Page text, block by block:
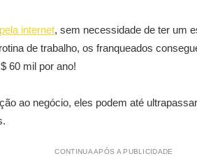
internet, sem necessidade de ter um
de trabalho, os franqueados
60 mil por ano!
ao negócio, eles podem até
CONTINUA APÓS A PUBLICIDADE